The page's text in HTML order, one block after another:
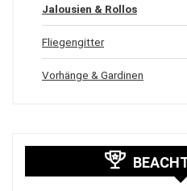
Jalousien & Rollos
Fliegengitter
Vorhänge & Gardinen